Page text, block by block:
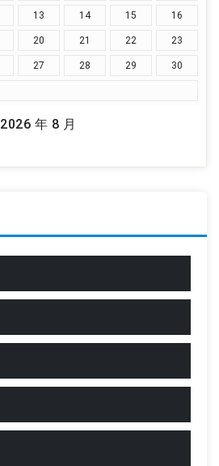
2026 年 8 月
13 14 15 16
20 21 22 23
27 28 29 30